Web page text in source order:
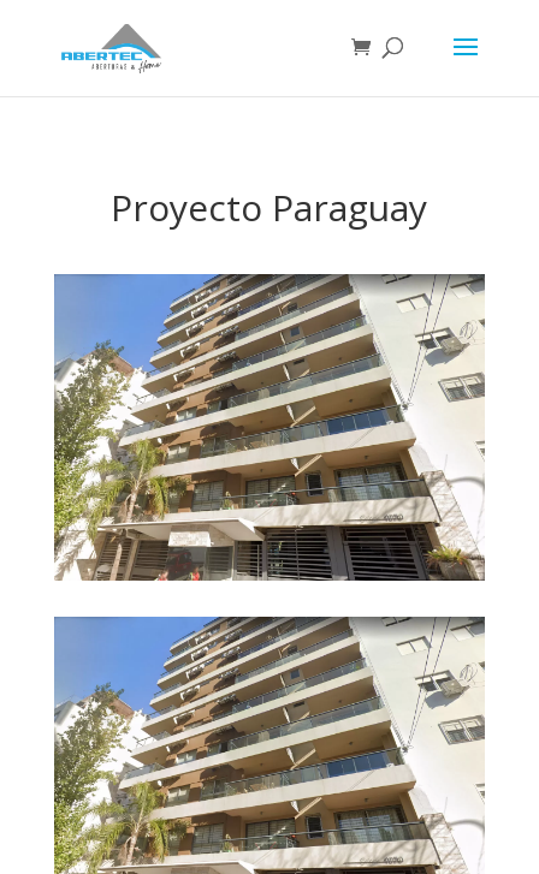
Proyecto Paraguay